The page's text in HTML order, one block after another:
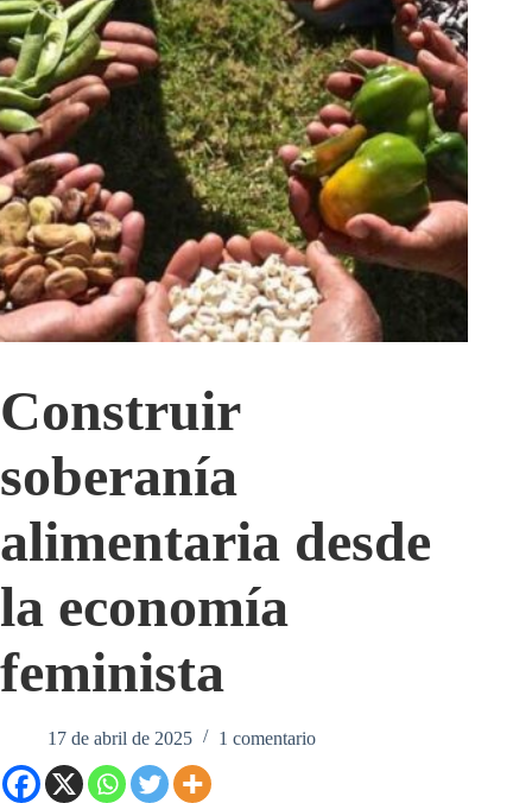
Construir
soberanía
alimentaria desde
la economía
feminista
17 de abril de 2025 1 comentario